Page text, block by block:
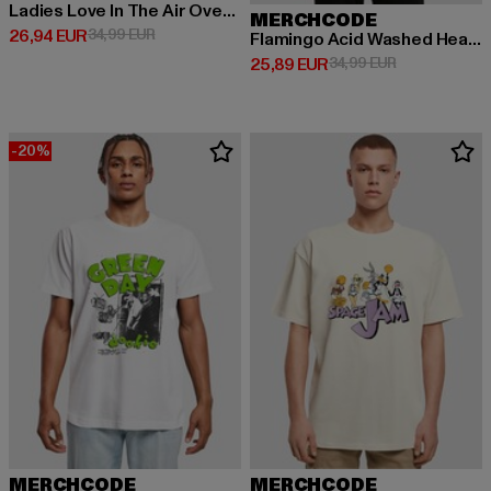
Ladies Love In The Air Oversized Boyfriend Tee
26,94 EUR
Derzeitiger Preis: 26,94 EUR
34,99 EURAktionspreis: 34,99 EUR
MERCHCODE
Flamingo Acid Washed Heavy Oversized
25,89 EUR
Derzeitiger Preis: 25,89 EUR
34,99 EURAktionspreis:
-20%
MERCHCODE MERCHCODE